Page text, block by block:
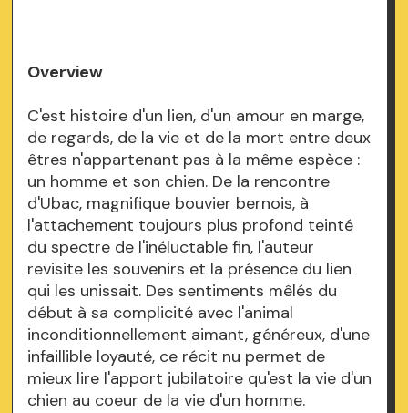
Overview
C'est histoire d'un lien, d'un amour en marge,
de regards, de la vie et de la mort entre deux
êtres n'appartenant pas à la même espèce :
un homme et son chien. De la rencontre
d'Ubac, magnifique bouvier bernois, à
l'attachement toujours plus profond teinté
du spectre de l'inéluctable fin, l'auteur
revisite les souvenirs et la présence du lien
qui les unissait. Des sentiments mêlés du
début à sa complicité avec l'animal
inconditionnellement aimant, généreux, d'une
infaillible loyauté, ce récit nu permet de
mieux lire l'apport jubilatoire qu'est la vie d'un
chien au coeur de la vie d'un homme.